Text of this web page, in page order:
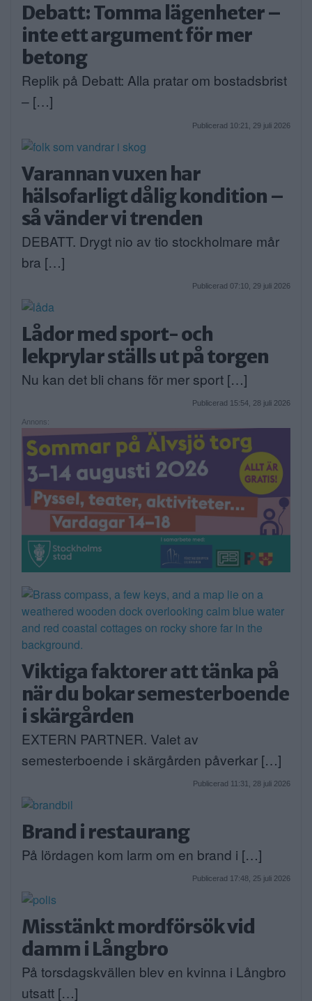
Debatt: Tomma lägenheter –
inte ett argument för mer
betong
Replik på Debatt: Alla pratar om bostadsbrist
– […]
Publicerad 10:21, 29 juli 2026
Varannan vuxen har
hälsofarligt dålig kondition –
så vänder vi trenden
DEBATT. Drygt nio av tio stockholmare mår
bra […]
Publicerad 07:10, 29 juli 2026
Lådor med sport- och
lekprylar ställs ut på torgen
Nu kan det bli chans för mer sport […]
Publicerad 15:54, 28 juli 2026
Annons:
Viktiga faktorer att tänka på
när du bokar semesterboende
i skärgården
EXTERN PARTNER. Valet av
semesterboende i skärgården påverkar […]
Publicerad 11:31, 28 juli 2026
Brand i restaurang
På lördagen kom larm om en brand i […]
Publicerad 17:48, 25 juli 2026
Misstänkt mordförsök vid
damm i Långbro
På torsdagskvällen blev en kvinna i Långbro
utsatt […]